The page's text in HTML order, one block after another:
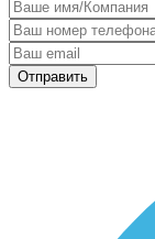
Отправить